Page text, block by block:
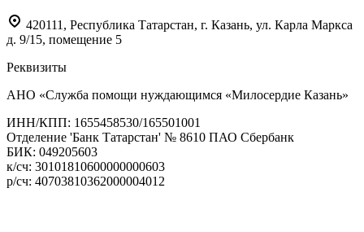
420111 , Республика Татарстан, г. Казань, ул. Карла Маркса
д. 9/15, помещение 5
Реквизиты
АНО «Служба помощи нуждающимся «Милосердие Казань»
‌ИНН/КПП: 1655458530/165501001
Отделение 'Банк Татарстан' № 8610 ПАО Сбербанк
БИК: 049205603
‌к/сч: 30101810600000000603
р/сч: 40703810362000004012